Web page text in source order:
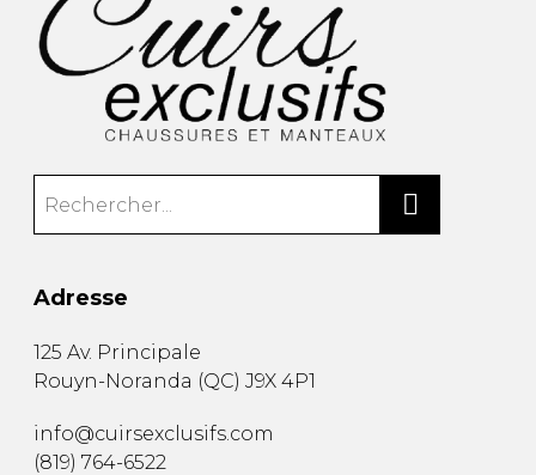
Adresse
125 Av. Principale
Rouyn-Noranda (QC) J9X 4P1
info@cuirsexclusifs.com
(819) 764-6522